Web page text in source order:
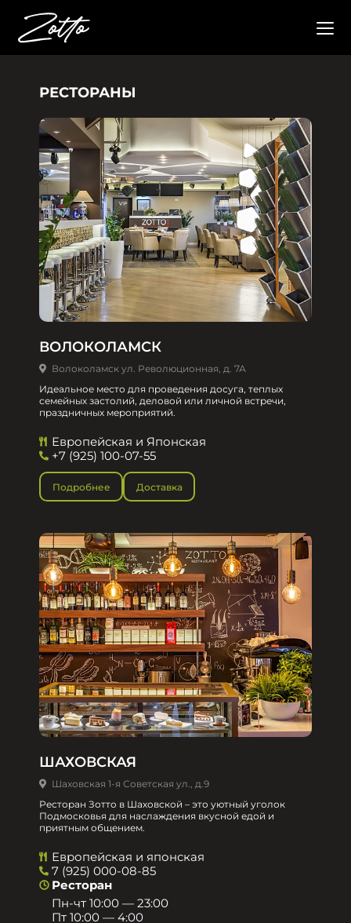
РЕСТОРАНЫ
ВОЛОКОЛАМСК
Волоколамск ул. Революционная, д. 7А
Идеальное место для проведения досуга, теплых
семейных застолий, деловой или личной встречи,
праздничных мероприятий.
Европейская и Японская
+7 (925) 100-07-55
Подробнее Доставка
ШАХОВСКАЯ
Шаховская 1-я Советская ул., д.9
Ресторан Зотто в Шаховской – это уютный уголок
Подмосковья для наслаждения вкусной едой и
приятным общением.​
Европейская и японская
7 (925) 000-08-85
Ресторан
Пн-чт 10:00 — 23:00
Пт 10:00 — 4:00